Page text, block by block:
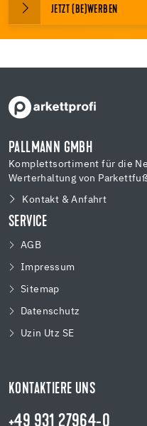
JETZT (BE)WERBEN
PALLMANN GMBH
Komplettsortiment für die
Werterhaltung von
Kontakt & Anfahrt
SERVICE
AGB
Impressum
Sitemap
Datenschutz
Uzin Utz SE
KONTAKTIERE UNS